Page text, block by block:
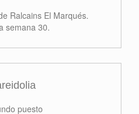
Ralcains El Marqués.
semana 30.